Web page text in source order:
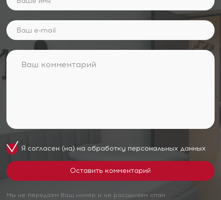
Я согласен (на) на обработку персональных данных
Мы не передаем Ваш номер и не рассылаем спам.